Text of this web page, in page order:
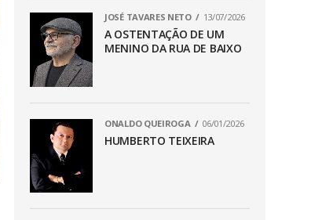
JOSÉ TAVARES NETO 13/07/2026
A OSTENTAÇÃO DE UM
MENINO DA RUA DE BAIXO
ONALDO QUEIROGA 06/01/2026
HUMBERTO TEIXEIRA